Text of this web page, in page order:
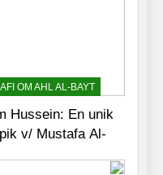
OM AHL AL-BAYT
Hussein: En unik
Al-